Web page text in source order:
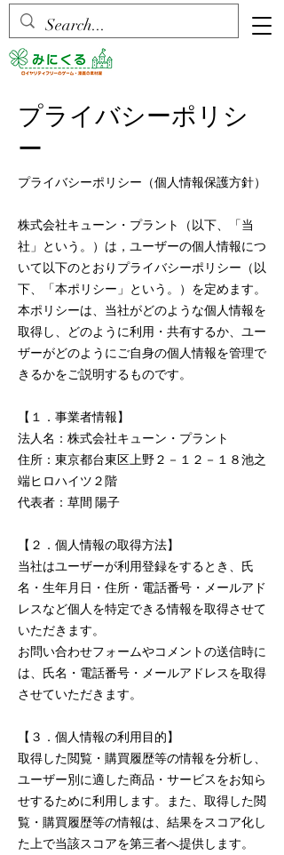
プライバシーポリシ
ー
プライバシーポリシー（個人情報保護方針）
株式会社キューン・プラント（以下、「当
社」という。）は，ユーザーの個人情報につ
いて以下のとおりプライバシーポリシー（以
下、「本ポリシー」という。）を定めます。
本ポリシーは、当社がどのような個人情報を
取得し、どのように利用・共有するか、ユー
ザーがどのようにご自身の個人情報を管理で
きるかをご説明するものです。
【１．事業者情報】
法人名：株式会社キューン・プラント
住所：東京都台東区上野２－１２－１８池之
端ヒロハイツ２階
代表者：草間 陽子
【２．個人情報の取得方法】
当社はユーザーが利用登録をするとき、氏
名・生年月日・住所・電話番号・メールアド
レスなど個人を特定できる情報を取得させて
いただきます。
お問い合わせフォームやコメントの送信時に
は、氏名・電話番号・メールアドレスを取得
させていただきます。
【３．個人情報の利用目的】
取得した閲覧・購買履歴等の情報を分析し、
ユーザー別に適した商品・サービスをお知ら
せするために利用します。また、取得した閲
覧・購買履歴等の情報は、結果をスコア化し
た上で当該スコアを第三者へ提供します。